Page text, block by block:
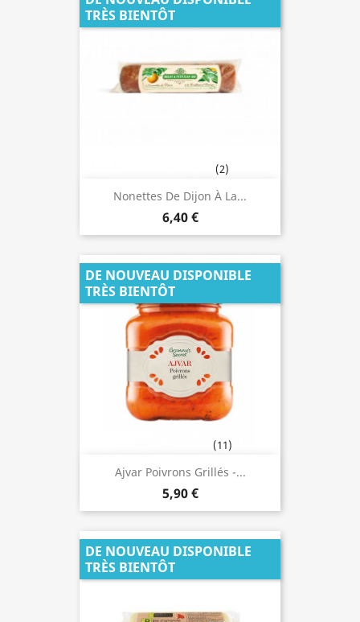
Nonettes De Dijon À La...
6,40 €
(2)
TRÈS BIENTÔT
Ajvar Poivrons Grillés -...
5,90 €
(11)
DE NOUVEAU DISPONIBLE
TRÈS BIENTÔT
DE NOUVEAU DISPONIBLE
TRÈS BIENTÔT